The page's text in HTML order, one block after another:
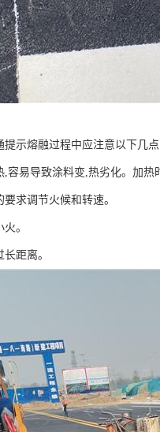
示熔融过程中应注意以下几点
易导致涂料变,热劣化。加热
求调节火候和转速。
。
距离。